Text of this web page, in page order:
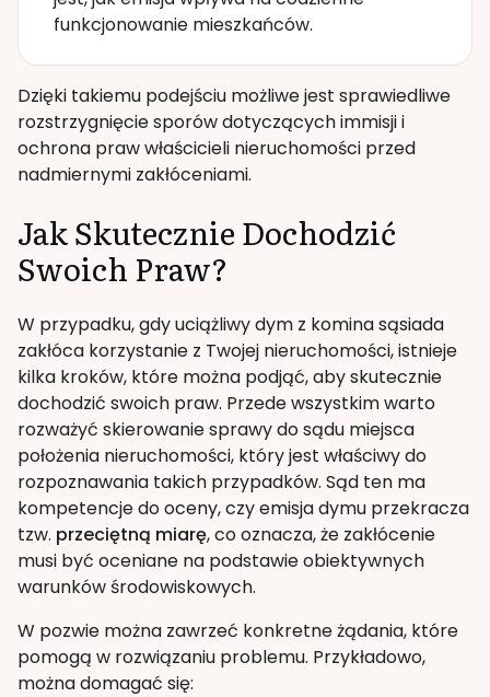
funkcjonowanie mieszkańców.
Dzięki takiemu podejściu możliwe jest sprawiedliwe
rozstrzygnięcie sporów dotyczących immisji i
ochrona praw właścicieli nieruchomości przed
nadmiernymi zakłóceniami.
Jak Skutecznie Dochodzić
Swoich Praw?
W przypadku, gdy uciążliwy dym z komina sąsiada
zakłóca korzystanie z Twojej nieruchomości, istnieje
kilka kroków, które można podjąć, aby skutecznie
dochodzić swoich praw. Przede wszystkim warto
rozważyć skierowanie sprawy do sądu miejsca
położenia nieruchomości, który jest właściwy do
rozpoznawania takich przypadków. Sąd ten ma
kompetencje do oceny, czy emisja dymu przekracza
tzw. przeciętną miarę, co oznacza, że zakłócenie
musi być oceniane na podstawie obiektywnych
warunków środowiskowych.
W pozwie można zawrzeć konkretne żądania, które
pomogą w rozwiązaniu problemu. Przykładowo,
można domagać się: